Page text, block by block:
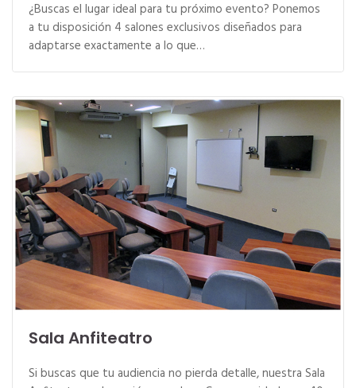
¿Buscas el lugar ideal para tu próximo evento? Ponemos
a tu disposición 4 salones exclusivos diseñados para
adaptarse exactamente a lo que…
Sala Anfiteatro
Si buscas que tu audiencia no pierda detalle, nuestra Sala